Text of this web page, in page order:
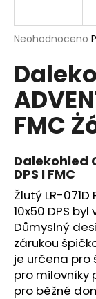
Průměrné
produktu
je
0,0
z
5
hvězdiček.
Neohodnoceno
FMC
Dalekohled
DPS I FMC
Žlutý LR-
10x50 DPS
Důmyslný
zárukou
je určena pro
pro milovníky
pro běžné
j
t
?
D
o
p
o
r